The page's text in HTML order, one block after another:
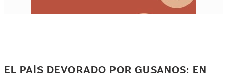
EL PAÍS DEVORADO POR GUSANOS: EN